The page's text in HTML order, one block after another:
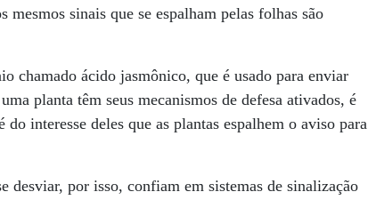
sinais que se espalham pelas folhas são
chamado ácido jasmônico, que é usado para enviar
planta têm seus mecanismos de defesa ativados, é
interesse deles que as plantas espalhem o aviso para
desviar, por isso, confiam em sistemas de sinalização